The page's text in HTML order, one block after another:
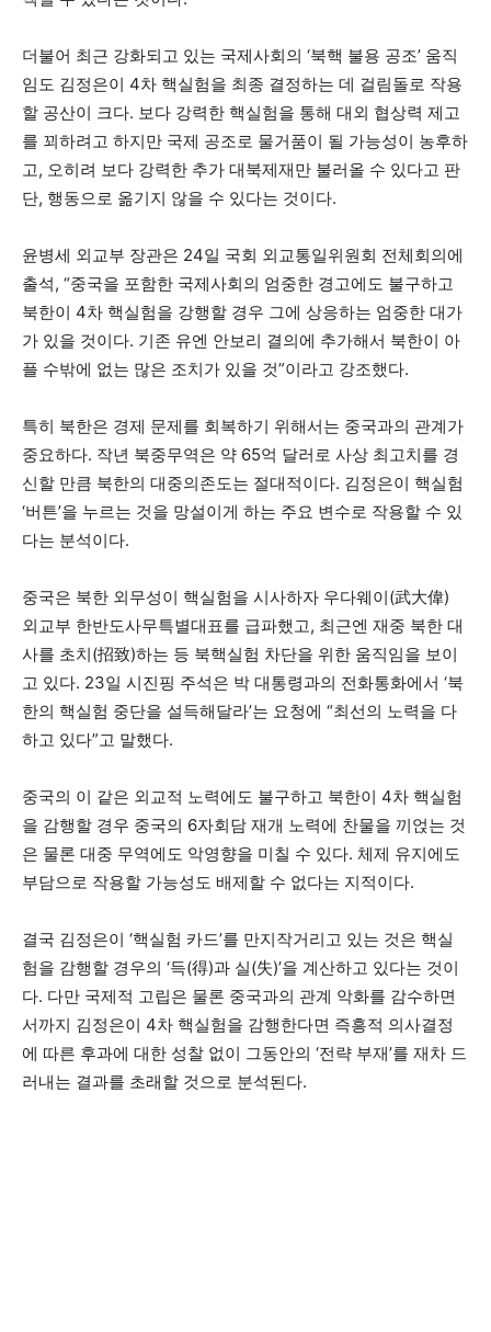
더불어 최근 강화되고 있는 국제사회의 ‘북핵 불용 공조’ 움직
임도 김정은이 4차 핵실험을 최종 결정하는 데 걸림돌로 작용
할 공산이 크다. 보다 강력한 핵실험을 통해 대외 협상력 제고
를 꾀하려고 하지만 국제 공조로 물거품이 될 가능성이 농후하
고, 오히려 보다 강력한 추가 대북제재만 불러올 수 있다고 판
단, 행동으로 옮기지 않을 수 있다는 것이다.
윤병세 외교부 장관은 24일 국회 외교통일위원회 전체회의에
출석, “중국을 포함한 국제사회의 엄중한 경고에도 불구하고
북한이 4차 핵실험을 강행할 경우 그에 상응하는 엄중한 대가
가 있을 것이다. 기존 유엔 안보리 결의에 추가해서 북한이 아
플 수밖에 없는 많은 조치가 있을 것”이라고 강조했다.
특히 북한은 경제 문제를 회복하기 위해서는 중국과의 관계가
중요하다. 작년 북중무역은 약 65억 달러로 사상 최고치를 경
신할 만큼 북한의 대중의존도는 절대적이다. 김정은이 핵실험
‘버튼’을 누르는 것을 망설이게 하는 주요 변수로 작용할 수 있
다는 분석이다.
중국은 북한 외무성이 핵실험을 시사하자 우다웨이(武大偉)
외교부 한반도사무특별대표를 급파했고, 최근엔 재중 북한 대
사를 초치(招致)하는 등 북핵실험 차단을 위한 움직임을 보이
고 있다. 23일 시진핑 주석은 박 대통령과의 전화통화에서 ‘북
한의 핵실험 중단을 설득해달라’는 요청에 “최선의 노력을 다
하고 있다”고 말했다.
중국의 이 같은 외교적 노력에도 불구하고 북한이 4차 핵실험
을 감행할 경우 중국의 6자회담 재개 노력에 찬물을 끼얹는 것
은 물론 대중 무역에도 악영향을 미칠 수 있다. 체제 유지에도
부담으로 작용할 가능성도 배제할 수 없다는 지적이다.
결국 김정은이 ‘핵실험 카드’를 만지작거리고 있는 것은 핵실
험을 감행할 경우의 ‘득(得)과 실(失)’을 계산하고 있다는 것이
다. 다만 국제적 고립은 물론 중국과의 관계 악화를 감수하면
서까지 김정은이 4차 핵실험을 감행한다면 즉흥적 의사결정
에 따른 후과에 대한 성찰 없이 그동안의 ‘전략 부재’를 재차 드
러내는 결과를 초래할 것으로 분석된다.